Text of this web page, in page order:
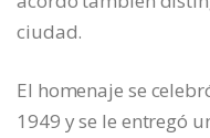
ciudad.
El homenaje se
1949 y se le entregó